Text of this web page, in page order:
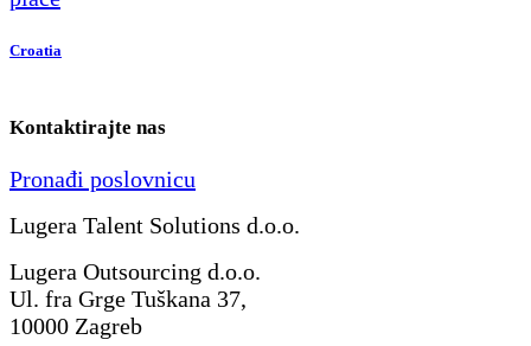
Croatia
Kontaktirajte nas
Pronađi poslovnicu
Lugera Talent Solutions d.o.o.
Lugera Outsourcing d.o.o.
Ul. fra Grge Tuškana 37,
10000 Zagreb